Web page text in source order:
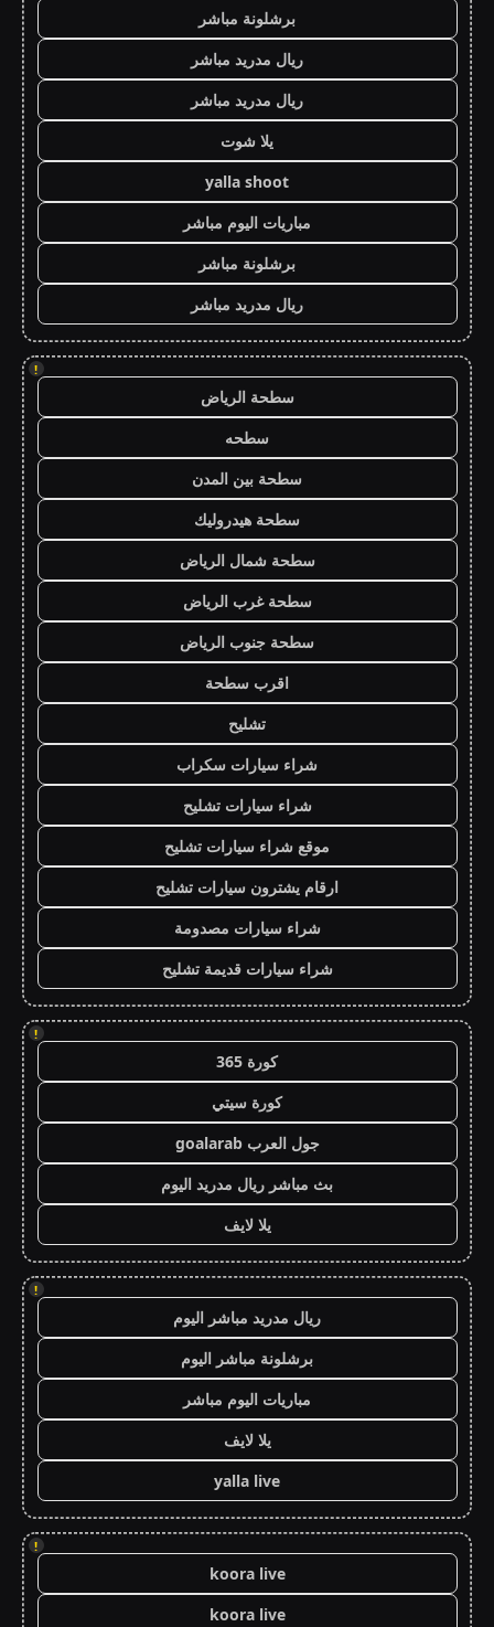
برشلونة مباشر
ريال مدريد مباشر
ريال مدريد مباشر
يلا شوت
yalla shoot
مباريات اليوم مباشر
برشلونة مباشر
ريال مدريد مباشر
!
سطحة الرياض
سطحه
سطحة بين المدن
سطحة هيدروليك
سطحة شمال الرياض
سطحة غرب الرياض
سطحة جنوب الرياض
اقرب سطحة
تشليح
شراء سيارات سكراب
شراء سيارات تشليح
موقع شراء سيارات تشليح
ارقام يشترون سيارات تشليح
شراء سيارات مصدومة
شراء سيارات قديمة تشليح
!
كورة 365
كورة سيتي
جول العرب goalarab
بث مباشر ريال مدريد اليوم
يلا لايف
!
ريال مدريد مباشر اليوم
برشلونة مباشر اليوم
مباريات اليوم مباشر
يلا لايف
yalla live
!
koora live
koora live